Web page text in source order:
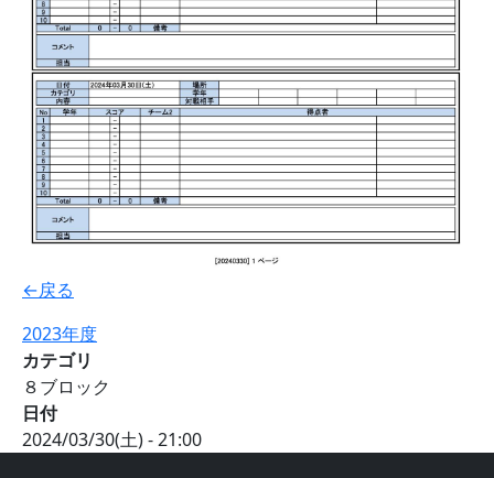
←戻る
2023年度
カテゴリ
８ブロック
日付
2024/03/30(土) - 21:00